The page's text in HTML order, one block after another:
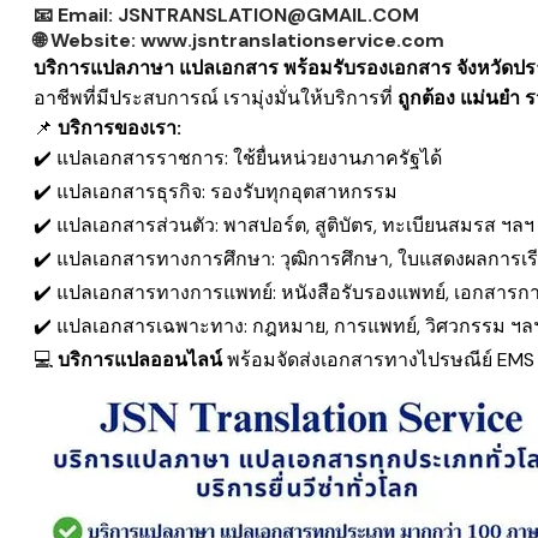
📧 Email: JSNTRANSLATION@GMAIL.COM
🌐Website: www.jsntranslationservice.com
บริการแปลภาษา แปลเอกสาร พร้อมรับรองเอกสาร จังหวัด
อาชีพที่มีประสบการณ์ เรามุ่งมั่นให้บริการที่ ถูกต้อง แม่นยำ
📌 บริการของเรา:
✔️ แปลเอกสารราชการ: ใช้ยื่นหน่วยงานภาครัฐได้
✔️ แปลเอกสารธุรกิจ: รองรับทุกอุตสาหกรรม
✔️ แปลเอกสารส่วนตัว: พาสปอร์ต, สูติบัตร, ทะเบียนสมรส ฯลฯ
✔️ แปลเอกสารทางการศึกษา: วุฒิการศึกษา, ใบแสดงผลการเ
✔️ แปลเอกสารทางการแพทย์: หนังสือรับรองแพทย์, เอกสารก
✔️ แปลเอกสารเฉพาะทาง: กฎหมาย, การแพทย์, วิศวกรรม ฯล
💻บริการแปลออนไลน์พร้อมจัดส่งเอกสารทางไปรษณีย์ EMS